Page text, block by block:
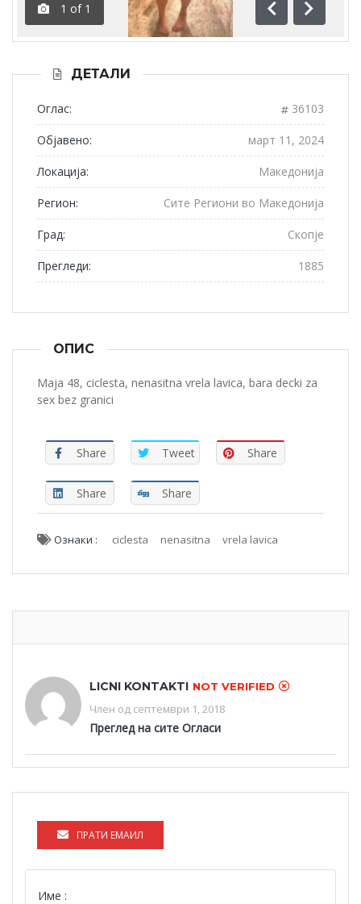
1 of 1
Пред.След.
ДЕТАЛИ
Оглас: 36103
Објавено: март 11, 2024
Локација: Македонија
Регион: Сите Региони во Македонија
Град: Скопје
Прегледи: 1885
ОПИС
Maja 48, ciclesta, nenasitna vrela lavica, bara decki za
sex bez granici
Share Tweet Share
Share Share
Ознаки : ciclesta nenasitna vrela lavica
LICNI KONTAKTI NOT VERIFIED
Член од септември 1, 2018
Преглед на сите Огласи
ПРАТИ ЕМАИЛ
Име :